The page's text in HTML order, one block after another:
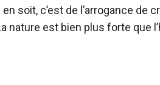
soit, c’est de l’arrogance de
nature est bien plus forte que